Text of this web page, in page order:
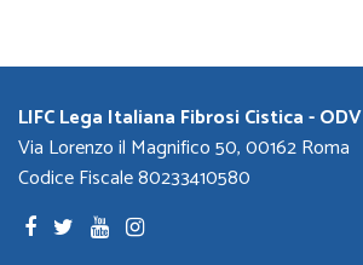
LIFC Lega Italiana Fibrosi Cistica - ODV
Via Lorenzo il Magnifico 50, 00162 Roma
Codice Fiscale 80233410580